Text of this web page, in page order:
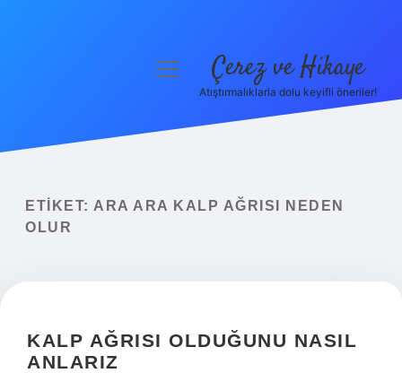
Yasal Uyarı
menüyü Çerez ve Hikaye
Atıştırmalıklarla dolu keyifli öneriler!
ETIKET: ARA ARA KALP AĞRISI NEDEN
OLUR
KALP AĞRISI OLDUĞUNU NASIL
ANLARIZ